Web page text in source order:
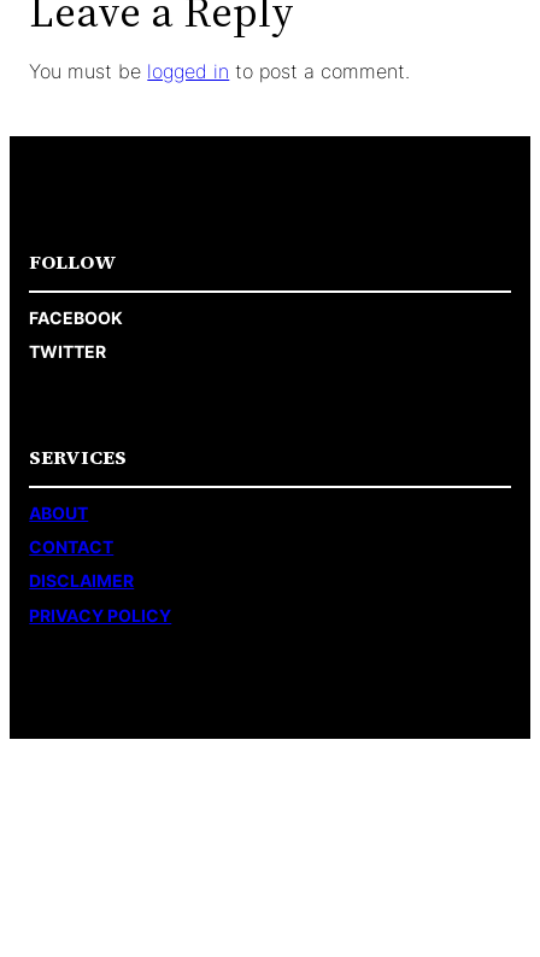
You must be logged in to post a comment.
FOLLOW
FACEBOOK
TWITTER
SERVICES
ABOUT
CONTACT
DISCLAIMER
PRIVACY POLICY